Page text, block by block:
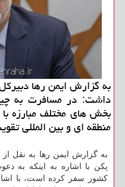
به گزارش ایمن رها دبیركل
داشت: در مسافرت به
بخش های مختلف مبارزه
منطقه ای و بین المللی
به گزارش ایمن رها به نقل
پكن با اشاره به اینكه به
كشور سفر كرده است، با